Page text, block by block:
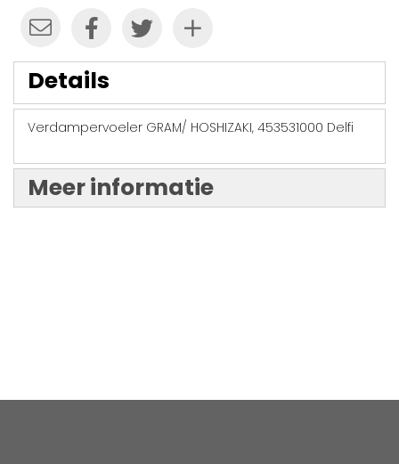
Details
Verdampervoeler GRAM/ HOSHIZAKI, 453531000 Delfi
Meer informatie